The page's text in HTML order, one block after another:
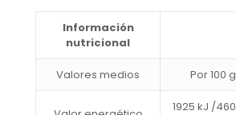
Información
nutricional
Valores medios Por 100 g
1925 kJ /460